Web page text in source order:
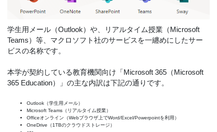
学生用メール（Outlook）や、リアルタイム授業（Microsoft
Teams）等、マクロソフト社のサービスを一纏めにしたサー
ビスの名称です。
本学が契約している教育機関向け「Microsoft 365（Microsoft
365 Education）」の主な内訳は下記の通りです。
Outlook（学生用メール）
Microsoft Teams（リアルタイム授業）
Officeオンライン（Webブラウザ上でWord/Excel/Powerpointを利用）
OneDrive（1TBのクラウドストレージ）